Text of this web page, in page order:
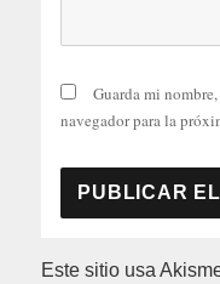
Guarda mi
navegador para la
Este sitio usa